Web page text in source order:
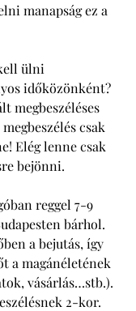
manapság ez a
ülni
időközönként?
megbeszéléses
csak
Elég lenne csak
bejönni.
reggel 7-9
bárhol.
a bejutás, így
a magánéletének
vásárlás…stb.).
2-kor.